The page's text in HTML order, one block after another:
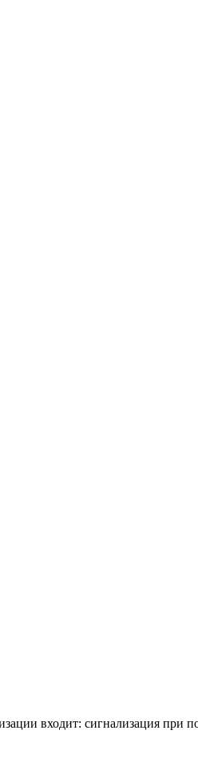
входит: сигнализация при